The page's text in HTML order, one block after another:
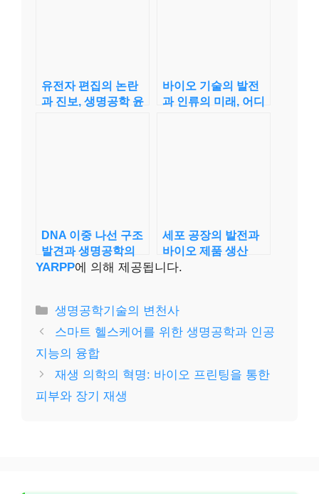
유전자 편집의 논란
과 진보, 생명공학 윤
바이오 기술의 발전
과 인류의 미래, 어디
DNA 이중 나선 구조
발견과 생명공학의
시작
세포 공장의 발전과
바이오 제품 생산
YARPP에 의해 제공됩니다.
카
테
리
생명공학기술의 변천사
스마트 헬스케어를 위한 생명공학과 인공
지능의 융합
재생 의학의 혁명: 바이오 프린팅을 통한
피부와 장기 재생